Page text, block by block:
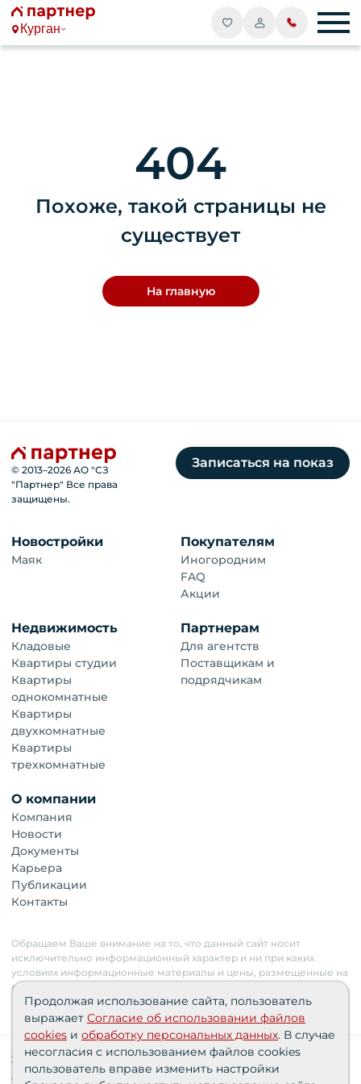
Курган
404
Похоже, такой страницы не
существует
На главную
© 2013–2026 АО "СЗ
"Партнер" Все права
защищены.
Записаться на показ
Новостройки
Маяк
Покупателям
Иногородним
FAQ
Акции
Недвижимость
Кладовые
Квартиры студии
Квартиры
однокомнатные
Квартиры
двухкомнатные
Квартиры
трехкомнатные
Партнерам
Для агентств
Поставщикам и
подрядчикам
О компании
Компания
Новости
Документы
Карьера
Публикации
Контакты
Обращаем Ваше внимание на то, что данный сайт носит
исключительно информационный характер и ни при каких
условиях информационные материалы и цены, размещенные на
сайте, не являются публичной офертой. Застройщик имеет
право изменять стоимость объектов.
Сведения о реализуемых требованиях к защите
персональных данных АО «СЗ «Партнер‑Строй»»
Продолжая использование сайта, пользователь
выражает Согласие об использовании файлов
cookies и обработку персональных данных. В случае
несогласия с использованием файлов cookies
пользователь вправе изменить настройки